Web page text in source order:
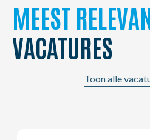
MEEST
VACATURES
Toon alle